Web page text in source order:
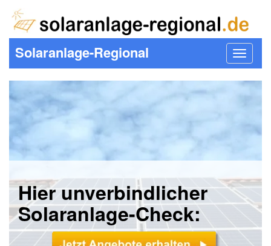
Toggle
Solaranlage-Regional
Hier unverbindlicher
Solaranlage-Check: